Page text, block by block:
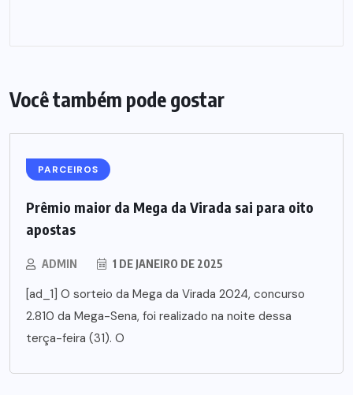
Você também pode gostar
PARCEIROS
Prêmio maior da Mega da Virada sai para oito
apostas
ADMIN 1 DE JANEIRO DE 2025
[ad_1] O sorteio da Mega da Virada 2024, concurso
2.810 da Mega-Sena, foi realizado na noite dessa
terça-feira (31). O